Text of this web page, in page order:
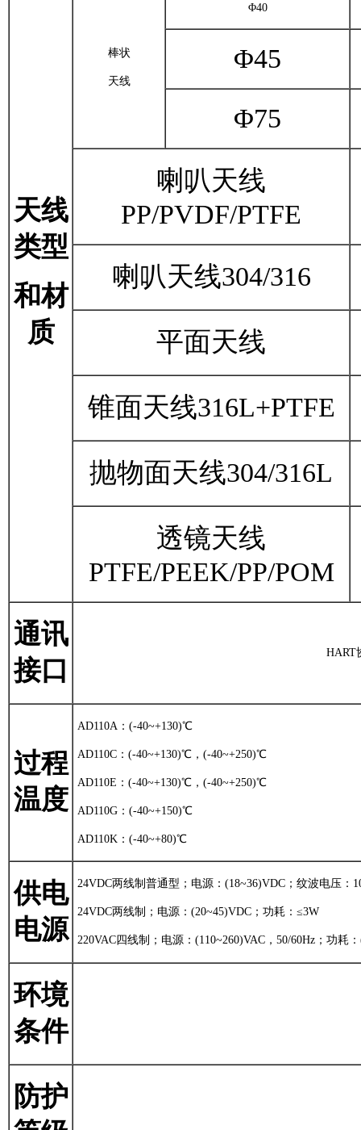
天线
类型
和材
质
棒状
天线
Φ40
Φ45
Φ75
喇叭天线
PP/PVDF/PTFE
喇叭天线304/316
平面天线
锥面天线316L+PTFE
抛物面天线304/316L
透镜天线
PTFE/PEEK/PP/POM
通讯
接口
HART
过程
温度
AD110A：(-40~+130)℃
AD110C：(-40~+130)℃，(-40~+250)℃
AD110E：(-40~+130)℃，(-40~+250)℃
AD110G：(-40~+150)℃
AD110K：(-40~+80)℃
供电
电源
24VDC两线制普通型；电源：(18~36)VDC；纹波电压：
24VDC两线制；电源：(20~45)VDC；功耗：≤3W
220VAC四线制；电源：(110~260)VAC，50/60Hz；功耗
环境
条件
防护